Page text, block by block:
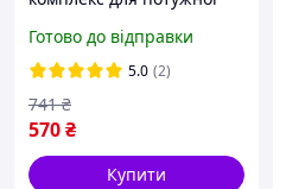
Powerful Progress
NOBomb 300 г NO Ананас
Готово до відправки
5.0 (2)
570₴
741 ₴
Купити